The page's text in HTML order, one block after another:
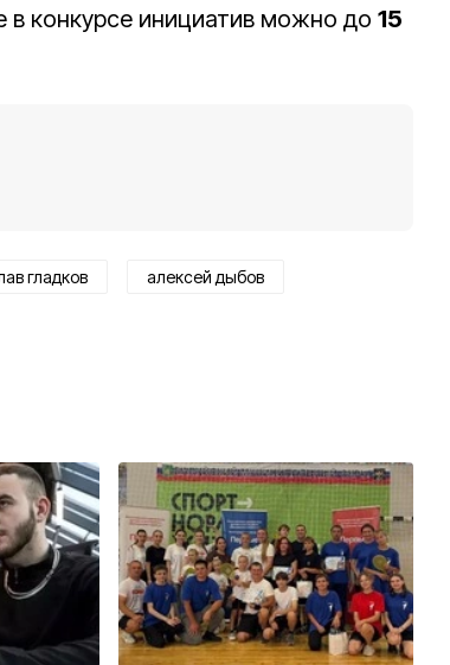
в конкурсе инициатив можно до 15
гладков алексей дыбов